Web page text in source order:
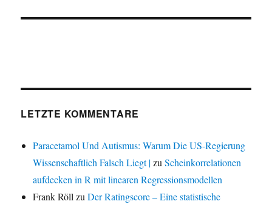
LETZTE KOMMENTARE
Paracetamol Und Autismus: Warum Die US-Regierung
Wissenschaftlich Falsch Liegt |zuScheinkorrelationen
aufdecken in R mit linearen Regressionsmodellen
Frank RöllzuDer Ratingscore – Eine statistische